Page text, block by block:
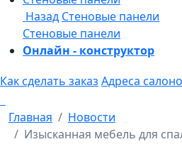
Онлайн - конструктор
Как сделать заказ Адреса
Главная
Новости
Изысканная мебель для